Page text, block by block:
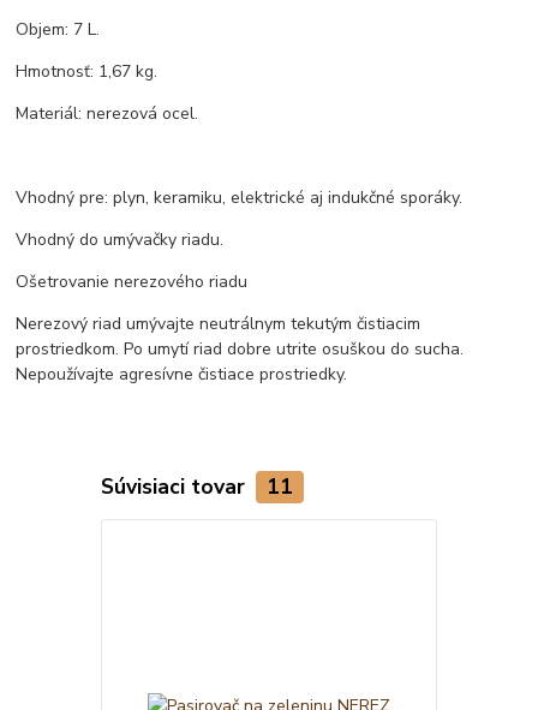
Objem: 7 L.
Hmotnosť: 1,67 kg.
Materiál: nerezová ocel.
Vhodný pre: plyn, keramiku, elektrické aj indukčné sporáky.
Vhodný do umývačky riadu.
Ošetrovanie nerezového riadu
Nerezový riad umývajte neutrálnym tekutým čistiacim
prostriedkom. Po umytí riad dobre utrite osuškou do sucha.
Nepoužívajte agresívne čistiace prostriedky.
Súvisiaci tovar 11